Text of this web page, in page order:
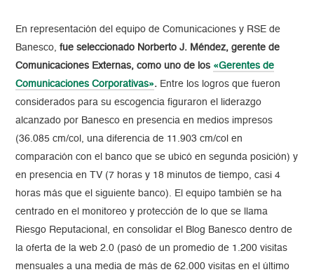
En representación del equipo de Comunicaciones y RSE de
Banesco, fue seleccionado Norberto J. Méndez, gerente de
Comunicaciones Externas, como uno de los «Gerentes de
Comunicaciones Corporativas». Entre los logros que fueron
considerados para su escogencia figuraron el liderazgo
alcanzado por Banesco en presencia en medios impresos
(36.085 cm/col, una diferencia de 11.903 cm/col en
comparación con el banco que se ubicó en segunda posición) y
en presencia en TV (7 horas y 18 minutos de tiempo, casi 4
horas más que el siguiente banco). El equipo también se ha
centrado en el monitoreo y protección de lo que se llama
Riesgo Reputacional, en consolidar el Blog Banesco dentro de
la oferta de la web 2.0 (pasó de un promedio de 1.200 visitas
mensuales a una media de más de 62.000 visitas en el último